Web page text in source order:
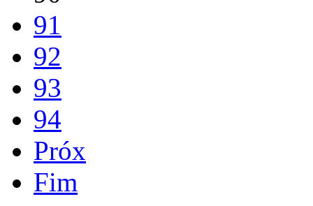
91
92
93
94
Próx
Fim